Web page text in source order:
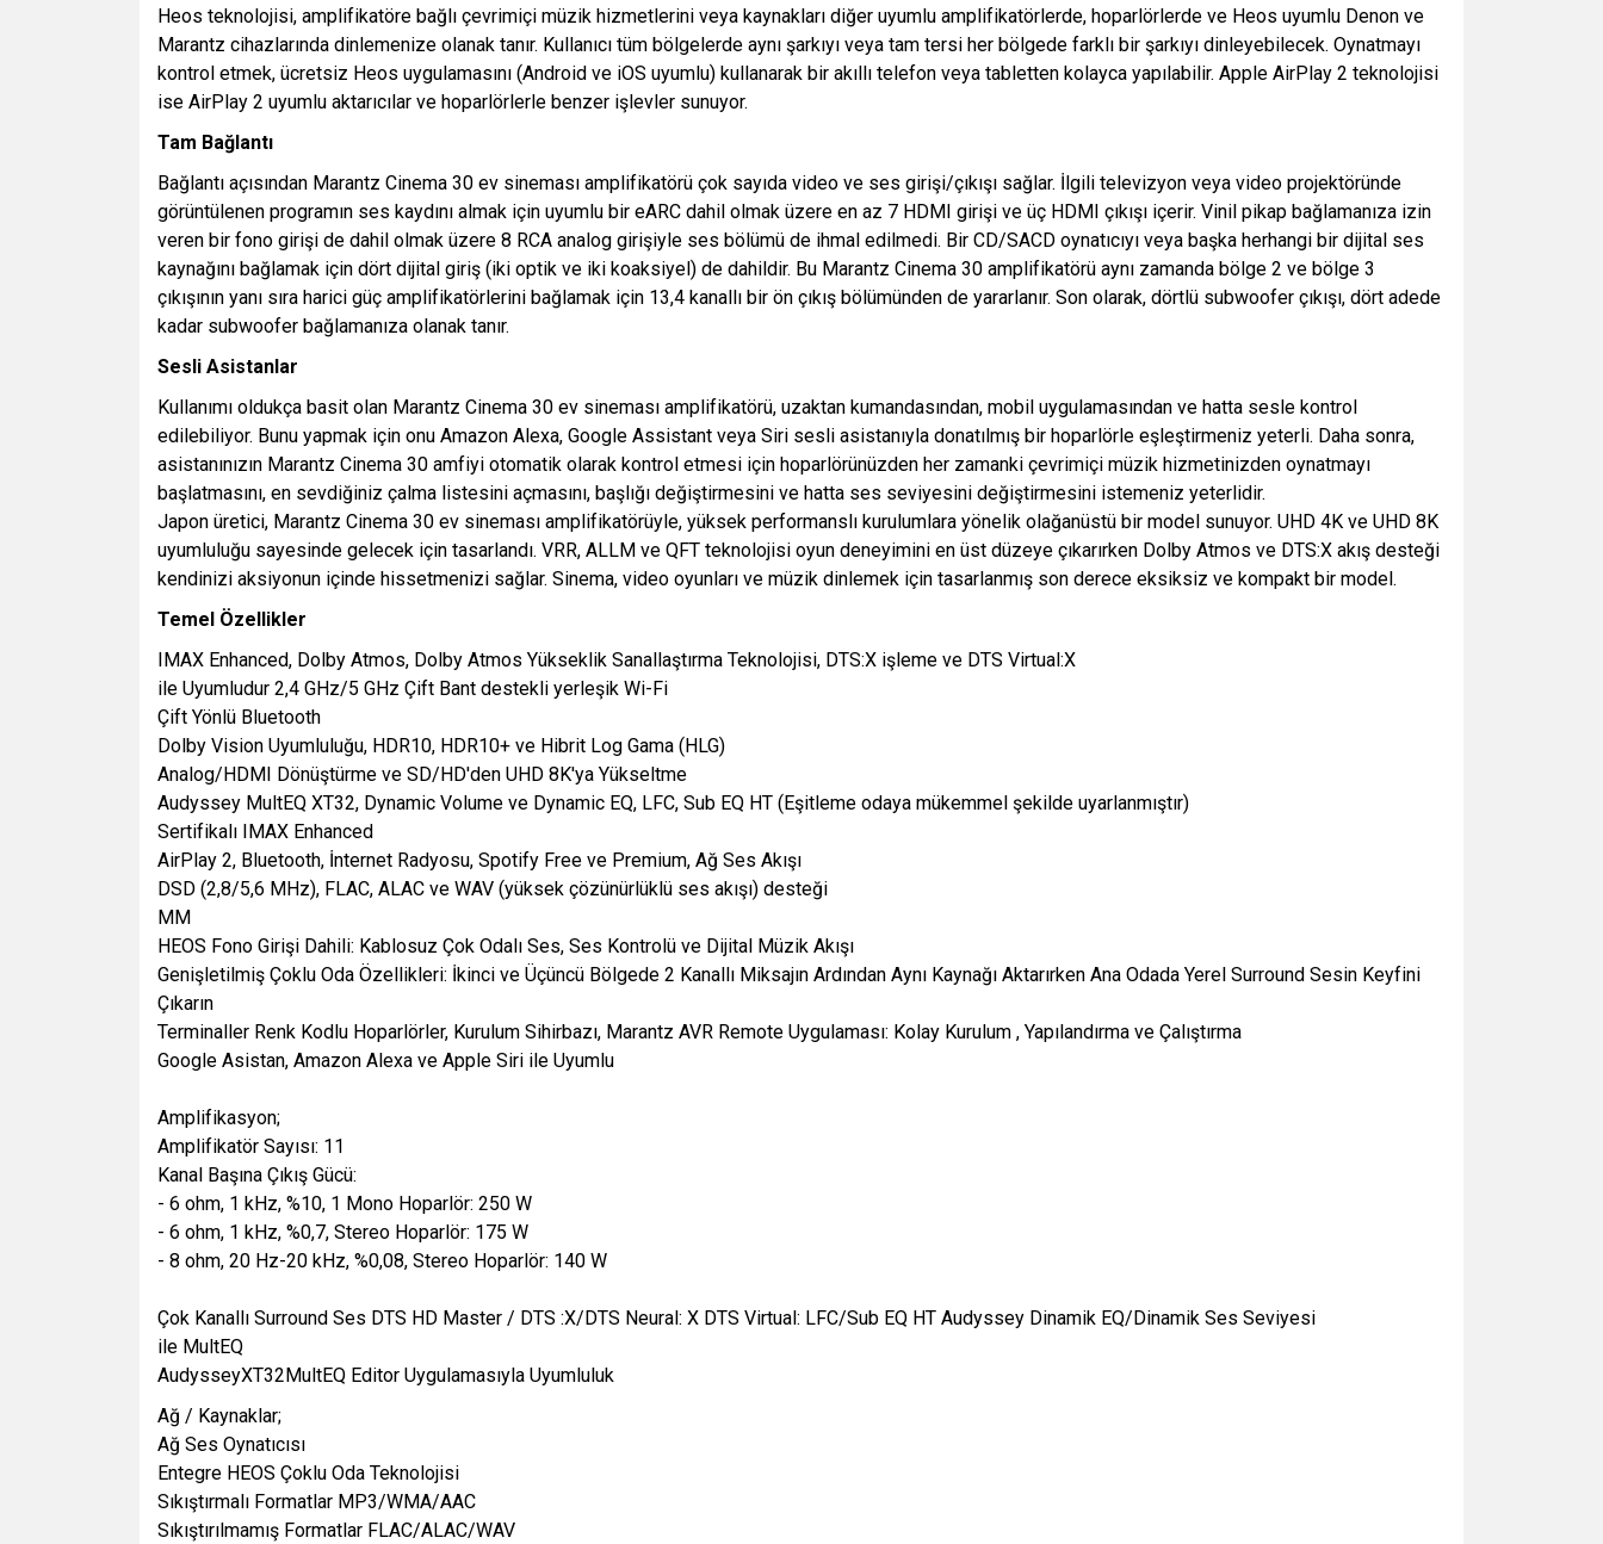
Heos teknolojisi, amplifikatöre bağlı çevrimiçi müzik hizmetlerini veya kaynakları diğer uyumlu amplifikatörlerde, hoparlörlerde ve Heos uyumlu Denon ve
Marantz cihazlarında dinlemenize olanak tanır. Kullanıcı tüm bölgelerde aynı şarkıyı veya tam tersi her bölgede farklı bir şarkıyı dinleyebilecek. Oynatmayı
kontrol etmek, ücretsiz Heos uygulamasını (Android ve iOS uyumlu) kullanarak bir akıllı telefon veya tabletten kolayca yapılabilir. Apple AirPlay 2 teknolojisi
ise AirPlay 2 uyumlu aktarıcılar ve hoparlörlerle benzer işlevler sunuyor.
Tam Bağlantı
Bağlantı açısından Marantz Cinema 30 ev sineması amplifikatörü çok sayıda video ve ses girişi/çıkışı sağlar. İlgili televizyon veya video projektöründe
görüntülenen programın ses kaydını almak için uyumlu bir eARC dahil olmak üzere en az 7 HDMI girişi ve üç HDMI çıkışı içerir. Vinil pikap bağlamanıza izin
veren bir fono girişi de dahil olmak üzere 8 RCA analog girişiyle ses bölümü de ihmal edilmedi. Bir CD/SACD oynatıcıyı veya başka herhangi bir dijital ses
kaynağını bağlamak için dört dijital giriş (iki optik ve iki koaksiyel) de dahildir. Bu Marantz Cinema 30 amplifikatörü aynı zamanda bölge 2 ve bölge 3
çıkışının yanı sıra harici güç amplifikatörlerini bağlamak için 13,4 kanallı bir ön çıkış bölümünden de yararlanır. Son olarak, dörtlü subwoofer çıkışı, dört adede
kadar subwoofer bağlamanıza olanak tanır.
Sesli Asistanlar
Kullanımı oldukça basit olan Marantz Cinema 30 ev sineması amplifikatörü, uzaktan kumandasından, mobil uygulamasından ve hatta sesle kontrol
edilebiliyor. Bunu yapmak için onu Amazon Alexa, Google Assistant veya Siri sesli asistanıyla donatılmış bir hoparlörle eşleştirmeniz yeterli. Daha sonra,
asistanınızın Marantz Cinema 30 amfiyi otomatik olarak kontrol etmesi için hoparlörünüzden her zamanki çevrimiçi müzik hizmetinizden oynatmayı
başlatmasını, en sevdiğiniz çalma listesini açmasını, başlığı değiştirmesini ve hatta ses seviyesini değiştirmesini istemeniz yeterlidir.
Japon üretici, Marantz Cinema 30 ev sineması amplifikatörüyle, yüksek performanslı kurulumlara yönelik olağanüstü bir model sunuyor. UHD 4K ve UHD 8K
uyumluluğu sayesinde gelecek için tasarlandı. VRR, ALLM ve QFT teknolojisi oyun deneyimini en üst düzeye çıkarırken Dolby Atmos ve DTS:X akış desteği
kendinizi aksiyonun içinde hissetmenizi sağlar. Sinema, video oyunları ve müzik dinlemek için tasarlanmış son derece eksiksiz ve kompakt bir model.
Temel Özellikler
IMAX Enhanced, Dolby Atmos, Dolby Atmos Yükseklik Sanallaştırma Teknolojisi, DTS:X işleme ve DTS Virtual:X
ile Uyumludur 2,4 GHz/5 GHz Çift Bant destekli yerleşik Wi-Fi
Çift Yönlü Bluetooth
Dolby Vision Uyumluluğu, HDR10, HDR10+ ve Hibrit Log Gama (HLG)
Analog/HDMI Dönüştürme ve SD/HD'den UHD 8K'ya Yükseltme
Audyssey MultEQ XT32, Dynamic Volume ve Dynamic EQ, LFC, Sub EQ HT (Eşitleme odaya mükemmel şekilde uyarlanmıştır)
Sertifikalı IMAX Enhanced
AirPlay 2, Bluetooth, İnternet Radyosu, Spotify Free ve Premium, Ağ Ses Akışı
DSD (2,8/5,6 MHz), FLAC, ALAC ve WAV (yüksek çözünürlüklü ses akışı) desteği
MM
HEOS Fono Girişi Dahili: Kablosuz Çok Odalı Ses, Ses Kontrolü ve Dijital Müzik Akışı
Genişletilmiş Çoklu Oda Özellikleri: İkinci ve Üçüncü Bölgede 2 Kanallı Miksajın Ardından Aynı Kaynağı Aktarırken Ana Odada Yerel Surround Sesin Keyfini
Çıkarın
Terminaller Renk Kodlu Hoparlörler, Kurulum Sihirbazı, Marantz AVR Remote Uygulaması: Kolay Kurulum , Yapılandırma ve Çalıştırma
Google Asistan, Amazon Alexa ve Apple Siri ile Uyumlu
Amplifikasyon;
Amplifikatör Sayısı: 11
Kanal Başına Çıkış Gücü:
- 6 ohm, 1 kHz, %10, 1 Mono Hoparlör: 250 W
- 6 ohm, 1 kHz, %0,7, Stereo Hoparlör: 175 W
- 8 ohm, 20 Hz-20 kHz, %0,08, Stereo Hoparlör: 140 W
Çok Kanallı Surround Ses DTS HD Master / DTS :X/DTS Neural: X DTS Virtual: LFC/Sub EQ HT Audyssey Dinamik EQ/Dinamik Ses Seviyesi
ile MultEQ
AudysseyXT32MultEQ Editor Uygulamasıyla Uyumluluk
Ağ / Kaynaklar;
Ağ Ses Oynatıcısı
Entegre HEOS Çoklu Oda Teknolojisi
Sıkıştırmalı Formatlar MP3/WMA/AAC
Sıkıştırılmamış Formatlar FLAC/ALAC/WAV